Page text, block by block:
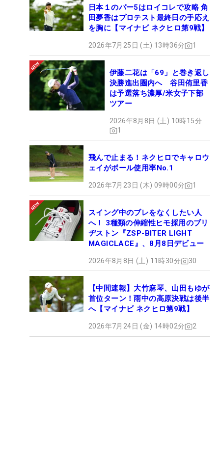
日本１のパー5はロイコレで攻略 角
田夢香はプロテスト最終日の手応え
を胸に【マイナビ ネクヒロ第9戦】
2026年7月25日 (土) 13時36分 1
伊藤二花は「69」と巻き返し
決勝進出圏内へ 谷田侑里香
は予選落ち濃厚/米女子下部
ツアー
2026年8月8日 (土) 10時15分
1
飛んで止まる！ネクヒロでキャロウ
ェイがボール使用率No.1
2026年7月23日 (木) 09時00分 1
スイング中のブレをなくしたい人
へ！ 3種類の伸縮性ヒモ採用のブリ
ヂストン『ZSP-BITER LIGHT
MAGICLACE』、8月8日デビュー
2026年8月8日 (土) 11時30分 30
【中間速報】大竹麻琴、山田もゆが
首位ターン！雨中の高原決戦は後半
へ【マイナビ ネクヒロ第9戦】
2026年7月24日 (金) 14時02分 2